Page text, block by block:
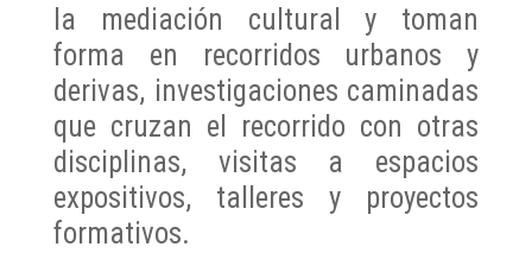
la mediación cultural y toman
forma en recorridos urbanos y
derivas, investigaciones caminadas
que cruzan el recorrido con otras
disciplinas, visitas a espacios
expositivos, talleres y proyectos
formativos.